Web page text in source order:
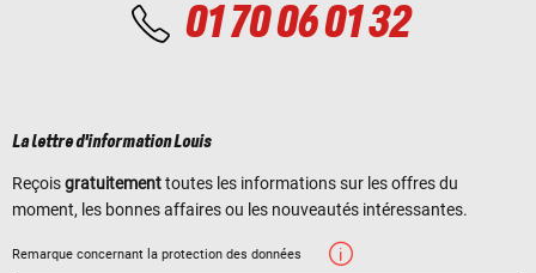
01 70 06 01 32
La lettre d'information Louis
Reçoisgratuitementtoutes les informations sur les offres du
moment, les bonnes affaires ou les nouveautés intéressantes.
Remarque concernant la protection des données